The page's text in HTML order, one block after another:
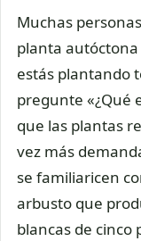
Muchas
planta autóctona
estás plantando
pregunte «¿Qué
que las plantas
vez más
se familiaricen
arbusto que
blancas de cinco